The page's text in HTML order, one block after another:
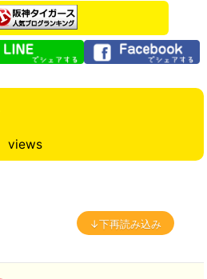
views
↓下再読み込み